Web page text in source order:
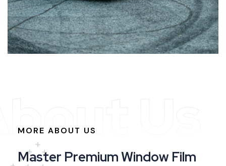
Us
MORE ABOUT US
Master PremiumWindow Film